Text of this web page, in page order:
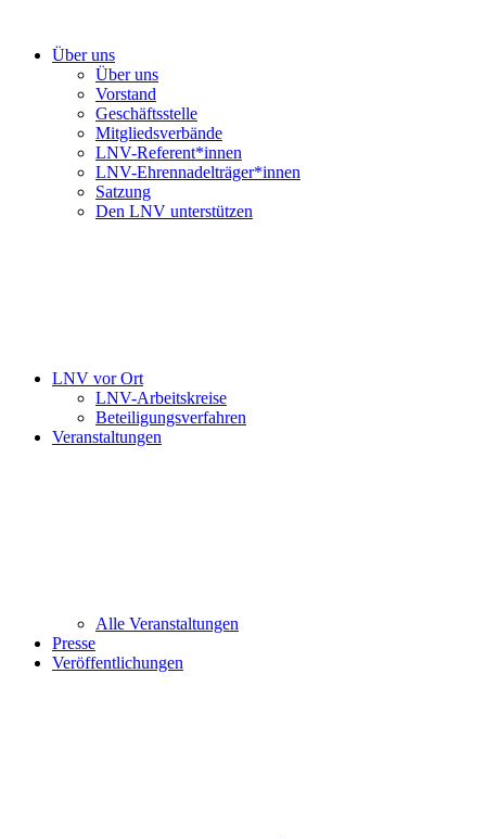
Über uns
Über uns
Vorstand
Geschäftsstelle
Mitgliedsverbände
LNV-Referent*innen
LNV-Ehrennadelträger*innen
Satzung
Den LNV unterstützen
LNV vor Ort
LNV-Arbeitskreise
Beteiligungsverfahren
Veranstaltungen
Alle Veranstaltungen
Presse
Veröffentlichungen